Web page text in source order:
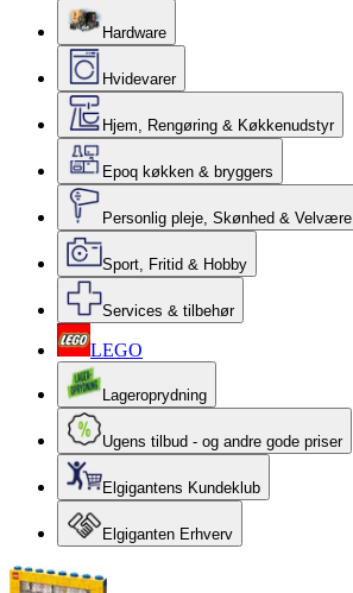
Hardware
Hvidevarer
Hjem, Rengøring & Køkkenudstyr
Epoq køkken & bryggers
Personlig pleje, Skønhed & Velvære
Sport, Fritid & Hobby
Services & tilbehør
LEGO
Lageroprydning
Ugens tilbud - og andre gode priser
Elgigantens Kundeklub
Elgiganten Erhverv